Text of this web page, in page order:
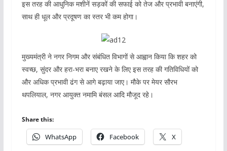
इस तरह की आधुनिक मशीनें सड़कों की सफाई को तेज और प्रभावी बनाएंगी,
साथ ही धूल और प्रदूषण का स्तर भी कम होगा।
मुख्यमंत्री ने नगर निगम और संबंधित विभागों से आह्वान किया कि शहर को
स्वच्छ, सुंदर और हरा-भरा बनाए रखने के लिए इस तरह की गतिविधियों को
और अधिक प्रभावी ढंग से आगे बढ़ाया जाए। मौके पर मेयर सौरभ
थपलियाल, नगर आयुक्त नमामि बंसल आदि मौजूद रहे।
Share this:
WhatsApp Facebook X